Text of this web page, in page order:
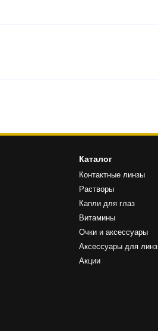
Каталог
Контактные линзы
Растворы
Капли для глаз
Витамины
Очки и аксессуары
Аксессуары для линз
Акции